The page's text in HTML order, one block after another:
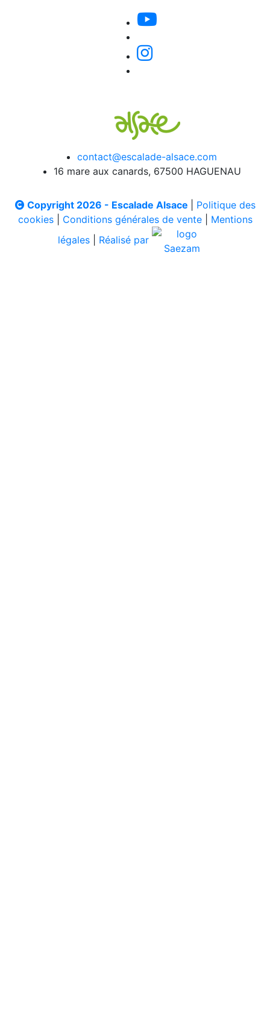
contact@escalade-alsace.com
16 mare aux canards, 67500 HAGUENAU
Copyright 2026 - Escalade Alsace
Politique des
cookies| Conditions générales de vente| Mentions
légales
Réalisé par